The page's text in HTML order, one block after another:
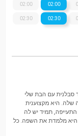
02:00
02:30
02:00
02:30
סבלנית עם הבת שלי
שלה. היא מקצוענית
תמיד יש לה
היא מלמדת את השפה. כל